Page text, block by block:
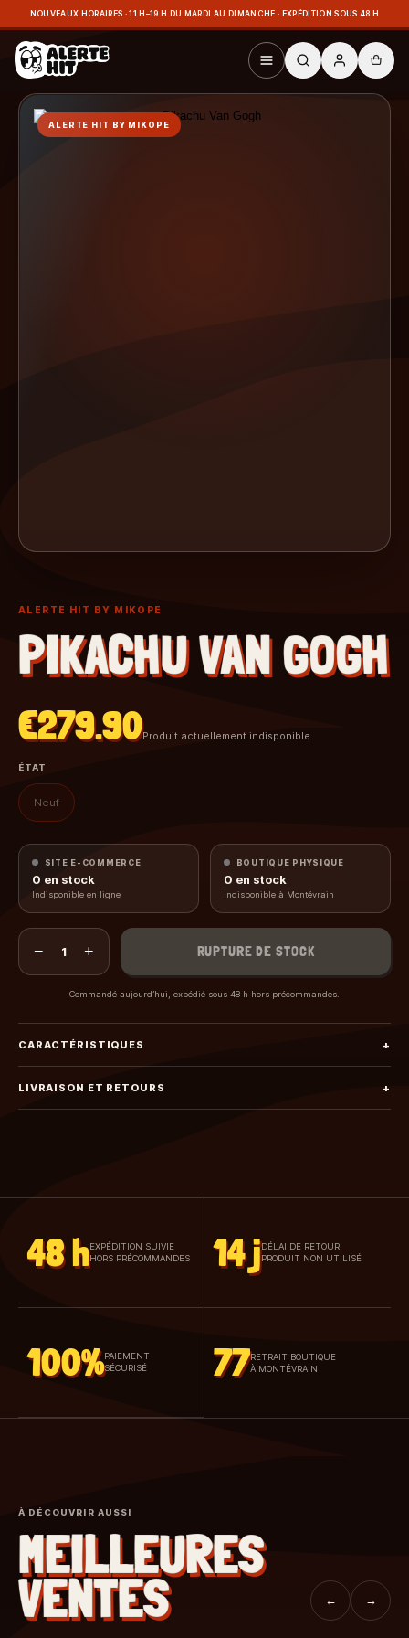
NOUVEAUX HORAIRES · 11 H–19 H DU MARDI AU DIMANCHE · EXPÉDITION SOUS 48 H
ALERTE HIT BY MIKOPE
ALERTE HIT BY MIKOPE
PIKACHU VAN GOGH
€279.90Produit actuellement indisponible
ÉTAT
Neuf
SITE E-COMMERCE
0 en stock
Indisponible en ligne
BOUTIQUE PHYSIQUE
0 en stock
Indisponible à Montévrain
− 1 + RUPTURE DE STOCK
Commandé aujourd’hui, expédié sous 48 h hors précommandes.
CARACTÉRISTIQUES +
LIVRAISON ET RETOURS +
48 h EXPÉDITION SUIVIE
HORS PRÉCOMMANDES
14 jDÉLAI DE RETOUR
PRODUIT NON UTILISÉ
100% PAIEMENT
SÉCURISÉ
77RETRAIT BOUTIQUE
À MONTÉVRAIN
À DÉCOUVRIR AUSSI
MEILLEURES
VENTES ← →